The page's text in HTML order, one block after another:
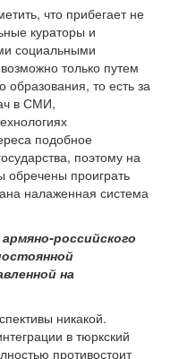
что прибегает не
кураторы и
социальными
только путем
образования, то есть за
в СМИ,
подобное
поэтому на
обречены проиграть
налаженная система
российского
на
никакой.
в тюркский
противостоит